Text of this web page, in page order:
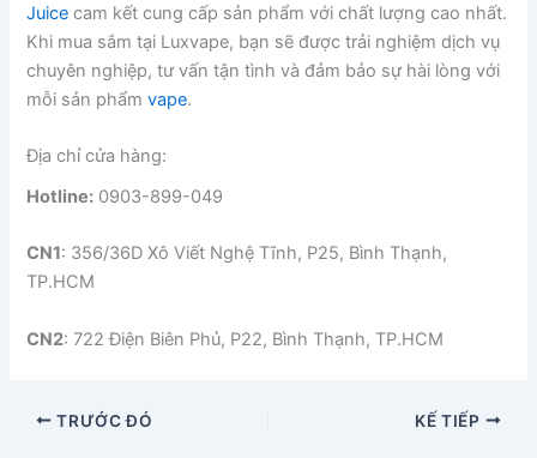
Juice cam kết cung cấp sản phẩm với chất lượng cao nhất.
Khi mua sắm tại Luxvape, bạn sẽ được trải nghiệm dịch vụ
chuyên nghiệp, tư vấn tận tình và đảm bảo sự hài lòng với
mỗi sản phẩmvape.
Địa chỉ cửa hàng:
Hotline: 0903-899-049
CN1: 356/36D Xô Viết Nghệ Tĩnh, P25, Bình Thạnh,
TP.HCM
CN2: 722 Điện Biên Phủ, P22, Bình Thạnh, TP.HCM
TRƯỚC ĐÓ KẾ TIẾP